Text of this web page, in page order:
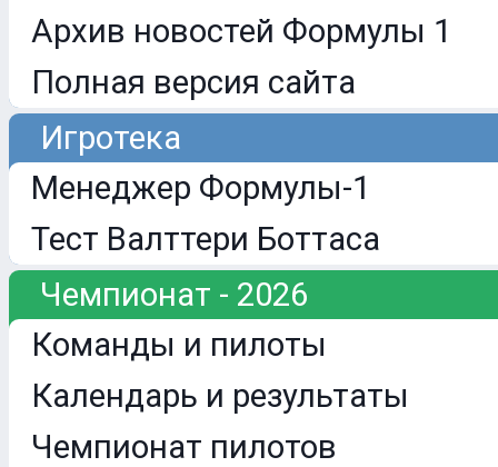
Архив новостей Формулы 1
Полная версия сайта
Игротека
Менеджер Формулы-1
Тест Валттери Боттаса
Чемпионат - 2026
Команды и пилоты
Календарь и результаты
Чемпионат пилотов